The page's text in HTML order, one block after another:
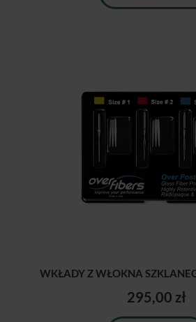
WKŁADY Z WŁOKNA
295,00 zł